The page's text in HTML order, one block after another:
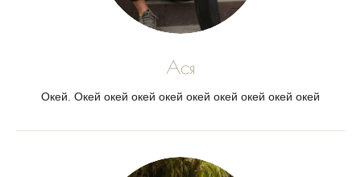
Ася
Окей. Окей окей окей окей окей окей окей окей окей